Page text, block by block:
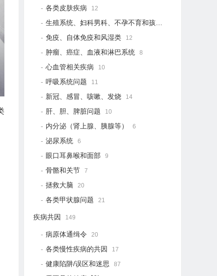
各类皮肤疾病 12
生殖系统、妇科男科、不孕不育和孩子健康
免疫、自体免疫和风湿类 12
肿瘤、癌症、血液和淋巴系统 8
心血管相关疾病 10
呼吸系统问题 11
新冠、感冒、咳嗽、发烧 14
肝、胆、脾脏问题 10
内分泌（肾上腺、胰腺等） 6
泌尿系统 6
眼口耳鼻喉和面部 9
骨骼和关节 7
拯救大脑 20
各类甲状腺问题 21
疾病共因 149
病原体通缉令 20
各类慢性疾病的共因 17
健康陷阱/误区和迷思 87